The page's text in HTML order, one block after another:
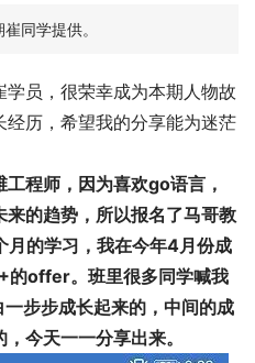
同学提供。
员，很荣幸成为本期人物故
历，希望我的分享能为迷茫
程师，因为喜欢go语言，
的趋势，所以报名了马哥教
月的学习，我在今年4月份成
的offer。 班里很多同学喊我
步步成长起来的，中间的成
今天一一分享出来。